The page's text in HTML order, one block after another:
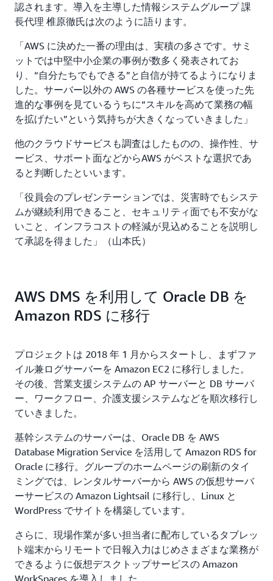
認されます。導入を主導した情報システムグループ 課
長代理 椎原徹氏は次のように語ります。
「AWS に決めた一番の理由は、実積の多さです。サミ
ットでは中堅中小企業の事例が数多く発表されてお
り、“自分たちでもできる”と自信が持てるようになりま
した。サーバー以外の AWS の各種サービスを使った先
進的な事例を見ているうちに“スキルを高めて業務の幅
を拡げたい”という気持ちが大きくなっていきました」
他のクラウドサービスも調査はしたものの、操作性、サ
ービス、サポート面などからAWS がベストな選択であ
ると判断したといいます。
「役員会のプレゼンテーションでは、災害時でもシステ
ムが継続利用できること、セキュリティ面でも不安がな
いこと、インフラコストの軽減が見込めることを説明し
て承認を得ました」（山本氏）
AWS DMS を利用して Oracle DB を
Amazon RDS に移行
プロジェクトは 2018 年 1 月からスタートし、まずファ
イル兼ログサーバーを Amazon EC2 に移行しました。
その後、営業支援システムの AP サーバーと DB サーバ
ー、ワークフロー、介護支援システムなどを順次移行し
ていきました。
基幹システムのサーバーは、Oracle DB を AWS
Database Migration Service を活用して Amazon RDS for
Oracle に移行。グループのホームページの刷新のタイ
ミングでは、レンタルサーバーから AWS の仮想サーバ
ーサービスの Amazon Lightsail に移行し、Linux と
WordPress でサイトを構築しています。
さらに、現場作業が多い担当者に配布しているタブレッ
ト端末からリモートで日報入力はじめさまざまな業務が
できるように仮想デスクトップサービスの Amazon